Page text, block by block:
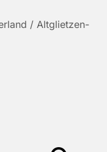
/ Altglietzen-